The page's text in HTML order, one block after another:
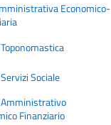
Economico-
Sociale
Finanziario